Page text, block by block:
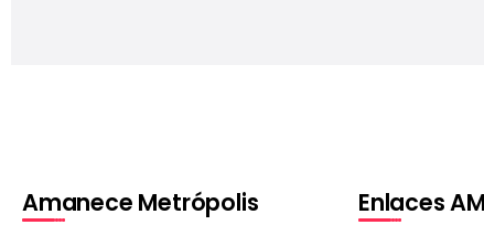
Amanece Metrópolis Enlaces AM